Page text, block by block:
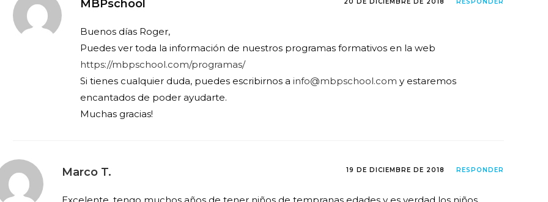
MBPschool
Buenos días Roger,
Puedes ver toda la información de nuestros programas formativos en la web
https://mbpschool.com/programas/
Si tienes cualquier duda, puedes escribirnos a info@mbpschool.com y estaremos
encantados de poder ayudarte.
Muchas gracias!
Marco T. 19 DE DICIEMBRE DE 2018 RESPONDER
Excelente, tengo muchos años de tener niños de tempranas edades y es verdad los niños